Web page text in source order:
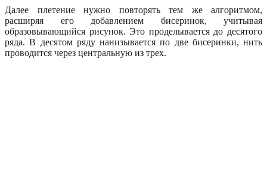
Далее плетение нужно повторять тем же алгоритмом,
расширяя его добавлением бисеринок, учитывая
образовывающийся рисунок. Это проделывается до десятого
ряда. В десятом ряду нанизывается по две бисеринки, нить
проводится через центральную из трех.